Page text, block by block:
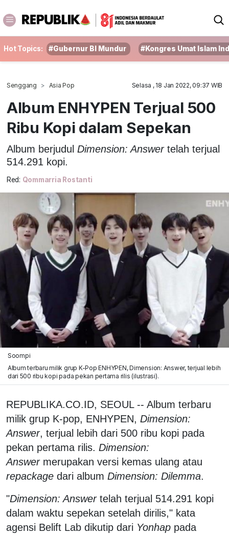
Hot Topics: #Gubernur BI Mundur #Kongres Umat Islam
Senggang Asia Pop Selasa , 18 Jan 2022, 09:37 WIB
Album ENHYPEN Terjual 500
Ribu Kopi dalam Sepekan
Album berjudul Dimension: Answertelah terjual
514.291 kopi.
Red: Qommarria Rostanti
Soompi
Album terbaru milik grup K-Pop ENHYPEN, Dimension: Answer, terjual lebih
dari 500 ribu kopi pada pekan pertama rilis (ilustrasi).
REPUBLIKA.CO.ID, SEOUL -- Album terbaru
milik grup K-pop, ENHYPEN, Dimension:
Answer, terjual lebih dari 500 ribu kopi pada
pekan pertama rilis. Dimension:
Answermerupakan versi kemas ulang atau
repackage dari album Dimension: Dilemma.
"Dimension: Answertelah terjual 514.291 kopi
dalam waktu sepekan setelah dirilis," kata
agensi Belift Lab dikutip dari Yonhap pada